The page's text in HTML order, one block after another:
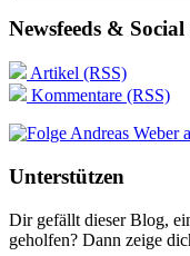
Newsfeeds &
Artikel (RSS)
Kommentare (RSS)
Unterstützen
Dir gefällt dieser Blog,
geholfen? Dann zeige